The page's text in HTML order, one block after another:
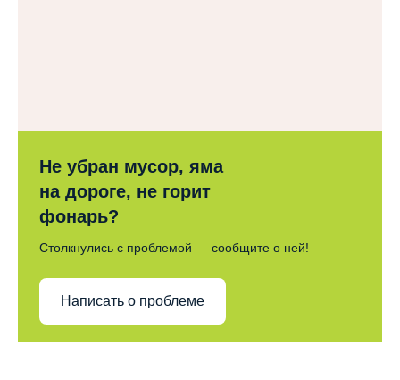
Не убран мусор, яма
на дороге, не горит
фонарь?
Столкнулись с проблемой — сообщите о ней!
Написать о проблеме